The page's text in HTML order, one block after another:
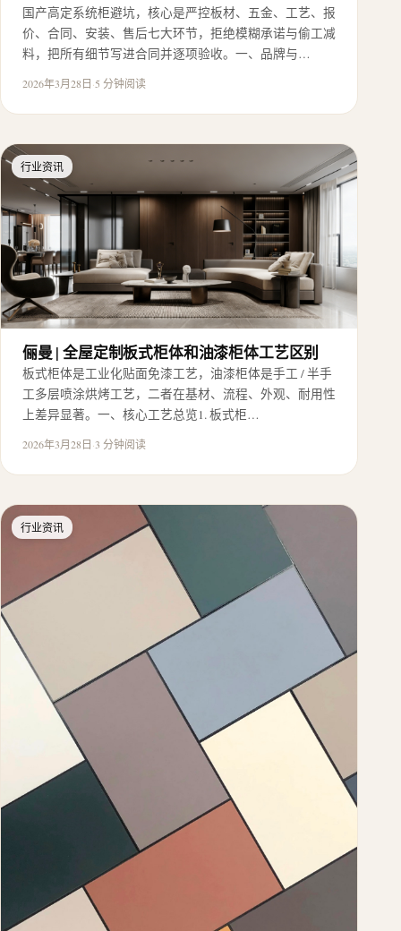
国产高定系统柜避坑，核心是严控板材、五金、工艺、报
价、合同、安装、售后七大环节，拒绝模糊承诺与偷工减
料，把所有细节写进合同并逐项验收。一、品牌与…
2026年3月28日·5 分钟阅读
行业资讯
俪曼 | 全屋定制板式柜体和油漆柜体工艺区别
板式柜体是工业化贴面免漆工艺，油漆柜体是手工 / 半手
工多层喷涂烘烤工艺，二者在基材、流程、外观、耐用性
上差异显著。一、核心工艺总览1. 板式柜…
2026年3月28日·3 分钟阅读
行业资讯